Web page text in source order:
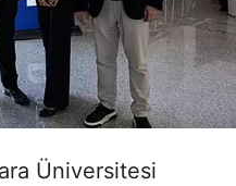
Üniversitesi